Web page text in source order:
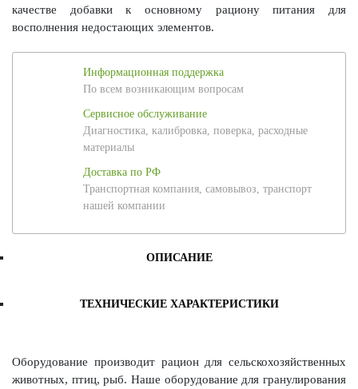
качестве добавки к основному рациону питания для
восполнения недостающих элементов.
Информационная поддержка
По всем возникающим вопросам
Сервисное обслуживание
Диагностика, калибровка, поверка, расходные
материалы
Доставка по РФ
Транспортная компания, самовывоз, транспорт
нашей компании
ОПИСАНИЕ
ТЕХНИЧЕСКИЕ ХАРАКТЕРИСТИКИ
Оборудование производит рацион для сельскохозяйственных
животных, птиц, рыб. Наше оборудование для гранулирования